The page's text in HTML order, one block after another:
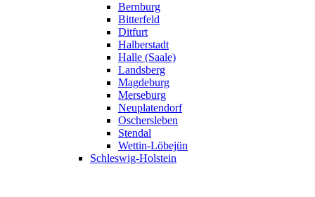
Bernburg
Bitterfeld
Ditfurt
Halberstadt
Halle (Saale)
Landsberg
Magdeburg
Merseburg
Neuplatendorf
Oschersleben
Stendal
Wettin-Löbejün
Schleswig-Holstein